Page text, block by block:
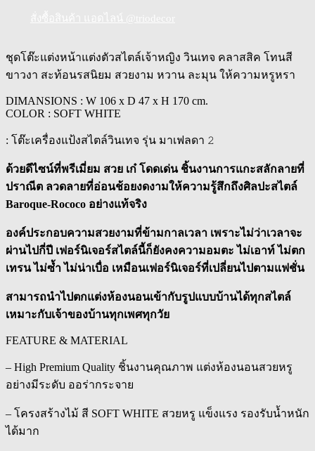
ชุดโต๊ะแต่งหน้าแต่งตัวสไตล์เจ้าหญิง วินเทจ คลาสสิค โทนสี
ขาวงา สะท้อนรสนิยม สวยงาม หวาน ละมุน ให้ความหรูหรา
DIMANSIONS : W 106 x D 47 x H 170 cm.
COLOR : SOFT WHITE
: โต๊ะเครื่องแป้งสไตล์วินเทจ รุ่น มาเฟลดา 𝟸
ด้วยดีไซน์ที่พรีเมี่ยม สวย เก๋ โดดเด่น ชิ้นงานการแกะสลักลายที่
ปราณีต ลวดลายที่อ่อนช้อยงดงามให้ความรู้สึกถึงศิลปะสไตล์
Baroque-Rococo อย่างแท้จริง
องค์ประกอบความสวยงามที่ข้ามกาลเวลา เพราะไม่ว่าเวลาจะ
ผ่านไปกี่ปี เฟอร์นิเจอร์สไตล์นี้ก็ยังคงความอมตะ ไม่เอาท์ ไม่ตก
เทรน ไม่ซ้ำ ไม่น่าเบื่อ เหมือนเฟอร์นิเจอร์ที่เปลี่ยนไปตามแฟชั่น
สามารถนำไปตกแต่งห้องนอนเข้ากับรูปแบบบ้านได้ทุกสไตล์
เหมาะกับเจ้าของบ้านทุกเพศทุกวัย
FEATURE & MATERIAL
– High Premium Quality ชิ้นงานคุณภาพ แต่งห้องนอนสวยหรู
อย่างมีระดับ ออร่ากระจาย
– โครงสร้างไม้ สี SOFT WHITE สวยหรู แข็งแรง รองรับน้ำหนัก
ได้มาก